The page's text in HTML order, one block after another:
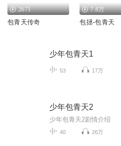
2671
包青天传奇
7.8万
包拯-包青天
少年包青天1
53 17万
少年包青天2
少年包青天2剧情介绍
40 26万